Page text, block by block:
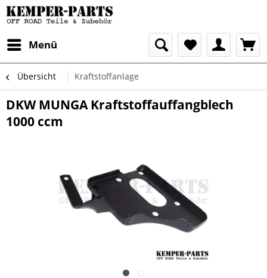
Menü
Übersicht Kraftstoffanlage
DKW MUNGA Kraftstoffauffangblech
1000 ccm